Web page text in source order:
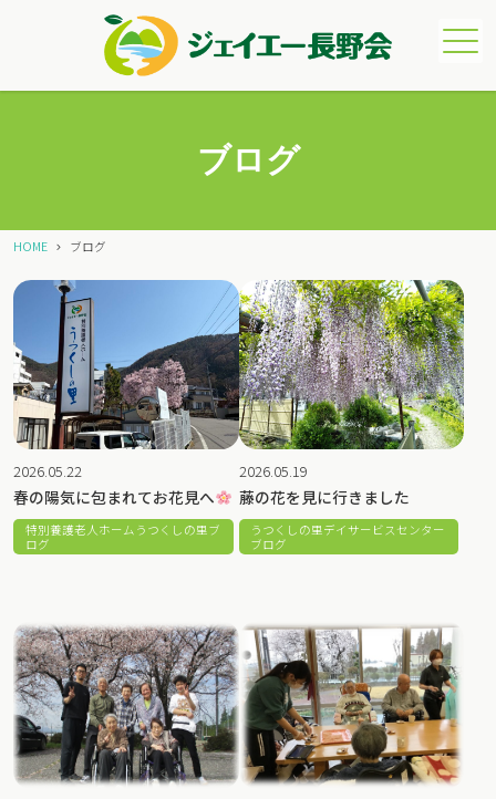
メニュー
ブログ
HOME ブログ
春の陽気に包まれてお花見へ
2026.05.22
特別養護老人ホームうつくしの里ブ
ログ
藤の花を見に行きました
2026.05.19
うつくしの里デイサービスセンター
ブログ